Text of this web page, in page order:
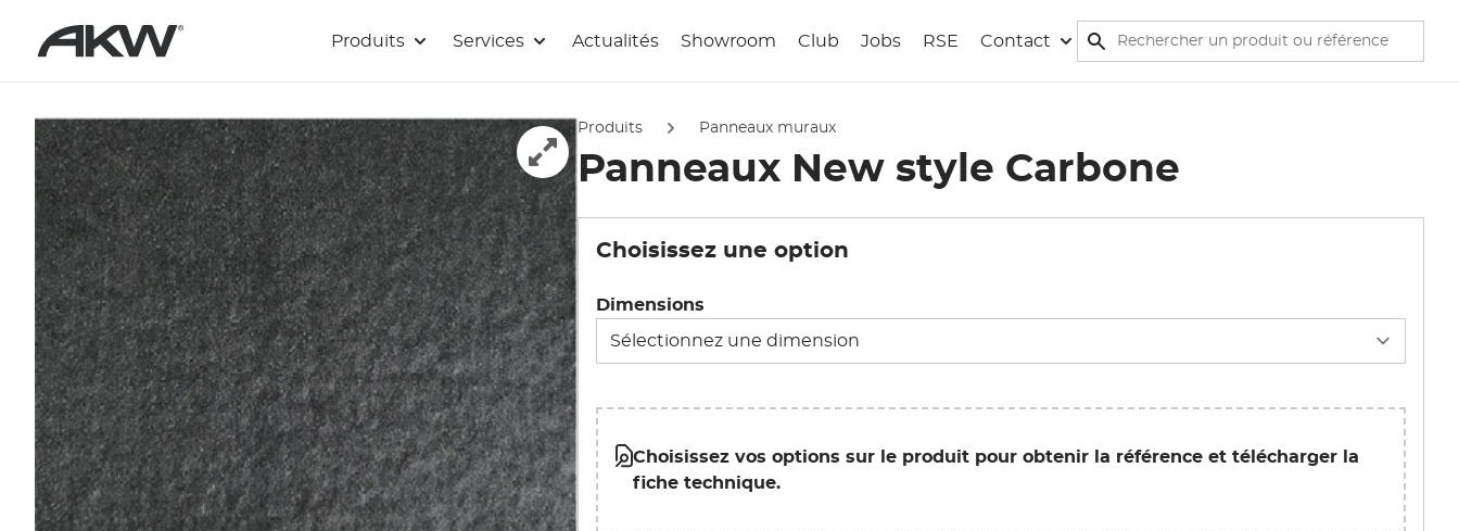
Produits
Services Actualités Showroom Club Jobs RSE Contact
Rechercher
Rechercher
Afficher l'image en pleine écran Afficher l'image en pleine écran
Produits Panneaux muraux
Panneaux New style Carbone
Choisissez une option
Dimensions
Choisissez vos options sur le produit pour obtenir la référence et télécharger la
fiche technique.